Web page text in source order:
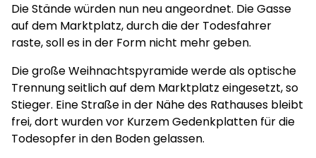
Die Stände würden nun neu angeordnet. Die Gasse
auf dem Marktplatz, durch die der Todesfahrer
raste, soll es in der Form nicht mehr geben.
Die große Weihnachtspyramide werde als optische
Trennung seitlich auf dem Marktplatz eingesetzt, so
Stieger. Eine Straße in der Nähe des Rathauses bleibt
frei, dort wurden vor Kurzem Gedenkplatten für die
Todesopfer in den Boden gelassen.